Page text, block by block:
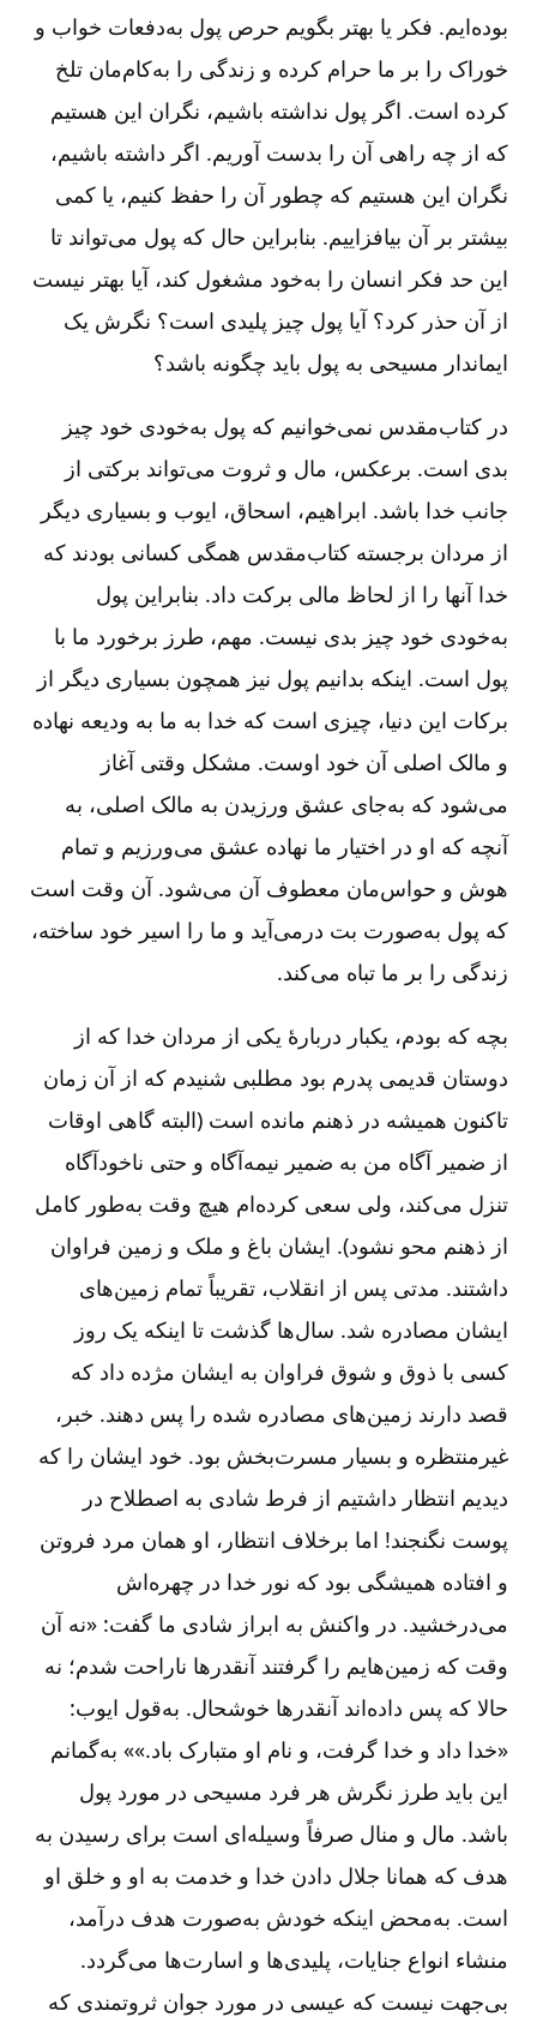
بوده‌ایم. فکر یا بهتر بگویم حرص پول به‌دفعات خواب و
خوراک را بر ما حرام کرده و زندگی را به‌کام‌مان تلخ
کرده است. اگر پول نداشته باشیم، نگران این هستیم
که از چه راهی آن را بدست آوریم. اگر داشته باشیم،
نگران این هستیم که چطور آن را حفظ کنیم، یا کمی
بیشتر بر آن بیافزاییم. بنابراین حال که پول می‌تواند تا
این حد فکر انسان را به‌خود مشغول کند، آیا بهتر نیست
از آن حذر کرد؟ آیا پول چیز پلیدی است؟ نگرش یک
ایماندار مسیحی به پول باید چگونه باشد؟
در کتاب‌مقدس نمی‌خوانیم که پول به‌خودی خود چیز
بدی است. برعکس، مال و ثروت می‌تواند برکتی از
جانب خدا باشد. ابراهیم، اسحاق، ایوب و بسیاری دیگر
از مردان برجسته کتاب‌مقدس همگی کسانی بودند که
خدا آنها را از لحاظ مالی برکت داد. بنابراین پول
به‌خودی خود چیز بدی نیست. مهم، طرز برخورد ما با
پول است. اینکه بدانیم پول نیز همچون بسیاری دیگر از
برکات این دنیا، چیزی است که خدا به ما به ودیعه نهاده
و مالک اصلی آن خود اوست. مشکل وقتی آغاز
می‌شود که به‌جای عشق ورزیدن به مالک اصلی، به
آنچه که او در اختیار ما نهاده عشق می‌ورزیم و تمام
هوش و حواس‌مان معطوف آن می‌شود. آن وقت است
که پول به‌صورت بت درمی‌آید و ما را اسیر خود ساخته،
زندگی را بر ما تباه می‌کند.
بچه که بودم، یکبار دربارۀ یکی از مردان خدا که از
دوستان قدیمی پدرم بود مطلبی شنیدم که از آن زمان
تاکنون همیشه در ذهنم مانده است (البته گاهی اوقات
از ضمیر آگاه من به ضمیر نیمه‌آگاه و حتی ناخودآگاه
تنزل می‌کند، ولی سعی ‌کرده‌ام هیچ وقت به‌طور کامل
از ذهنم محو نشود). ایشان باغ و ملک و زمین فراوان
داشتند. مدتی پس از انقلاب، تقریباً تمام زمین‌های
ایشان مصادره ‌شد. سال‌ها گذشت تا اینکه یک روز
کسی با ذوق و شوق فراوان به ایشان مژده داد که
قصد دارند زمین‌های مصادره شده را پس دهند. خبر،
غیرمنتظره و بسیار مسرت‌بخش بود. خود ایشان را که
دیدیم انتظار داشتیم از فرط شادی به اصطلاح در
پوست نگنجند! اما برخلاف انتظار، او همان مرد فروتن
و افتاده همیشگی بود که نور خدا در چهره‌اش
می‌درخشید. در واکنش به ابراز شادی ما گفت: «نه آن
وقت که زمین‌هایم را گرفتند آنقدرها ناراحت شدم؛ نه
حالا که پس داده‌اند آنقدرها خوشحال.‌ به‌قول ایوب:
«خدا داد و خدا گرفت، و نام او متبارک باد.»» به‌گمانم
این باید طرز نگرش هر فرد مسیحی در مورد پول
باشد. مال و منال صرفاً وسیله‌ای است برای رسیدن به
هدف که همانا جلال دادن خدا و خدمت به او و خلق او
است. به‌محض اینکه خودش به‌صورت هدف درآمد،
منشاء انواع جنایات، پلیدی‌ها و اسارت‌ها می‌گردد.
بی‌جهت نیست که عیسی در مورد جوان ثروتمندی که